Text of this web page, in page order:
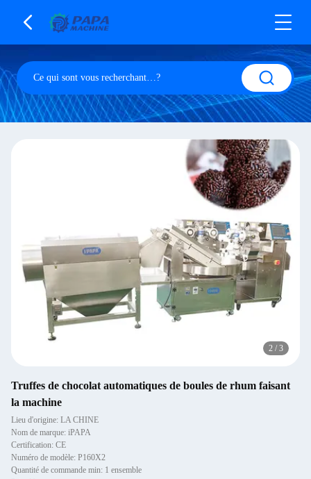
2 / 3
Truffes de chocolat automatiques de boules de rhum faisant
la machine
Lieu d'origine: LA CHINE
Nom de marque: iPAPA
Certification: CE
Numéro de modèle: P160X2
Quantité de commande min: 1 ensemble